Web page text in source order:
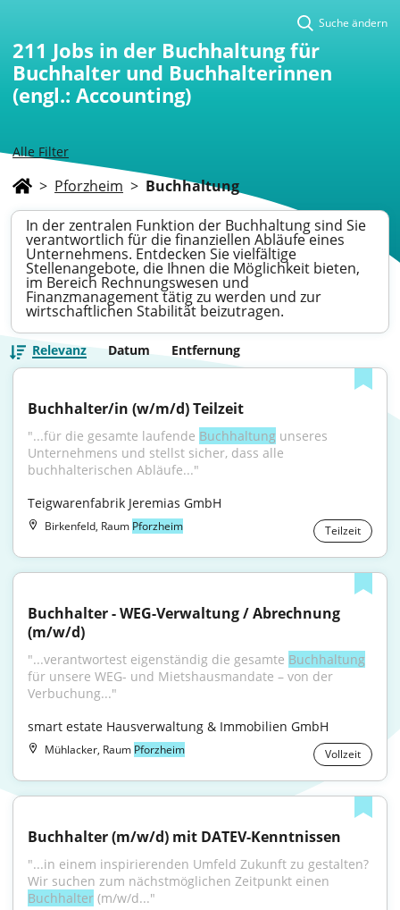
Alle Filter
Suche ändern
211 Jobs in der Buchhaltung für
Buchhalter und Buchhalterinnen
(engl.: Accounting)
> Pforzheim > Buchhaltung
In der zentralen Funktion der Buchhaltung sind Sie
verantwortlich für die finanziellen Abläufe eines
Unternehmens. Entdecken Sie vielfältige
Stellenangebote, die Ihnen die Möglichkeit bieten,
im Bereich Rechnungswesen und
Finanzmanagement tätig zu werden und zur
wirtschaftlichen Stabilität beizutragen.
Relevanz Datum Entfernung
Buchhalter/in (w/m/d) Teilzeit
"...für die gesamte laufende Buchhaltung unseres
Unternehmens und stellst sicher, dass alle
buchhalterischen Abläufe..."
Teigwarenfabrik Jeremias GmbH
Birkenfeld, Raum Pforzheim Teilzeit
Buchhalter - WEG-Verwaltung / Abrechnung
(m/w/d)
"...verantwortest eigenständig die gesamte Buchhaltung
für unsere WEG- und Mietshausmandate – von der
Verbuchung..."
smart estate Hausverwaltung & Immobilien GmbH
Mühlacker, Raum Pforzheim Vollzeit
Buchhalter (m/w/d) mit DATEV-Kenntnissen
"...in einem inspirierenden Umfeld Zukunft zu gestalten?
Buchhalter (m/w/d..."